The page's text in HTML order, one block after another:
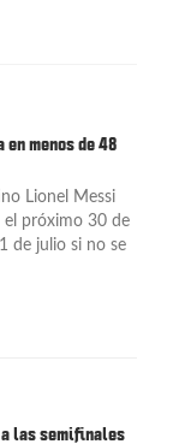
menos de 48
Lionel Messi
el próximo 30 de
de julio si no se
a las semifinales